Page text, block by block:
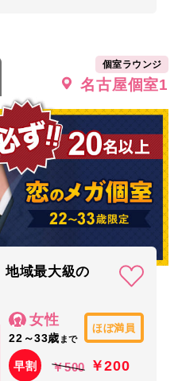
個室ラウンジ
名古屋個室1
地域最大級の
女性
22～33歳 まで
ほぼ満員
早割 ￥500 ￥200